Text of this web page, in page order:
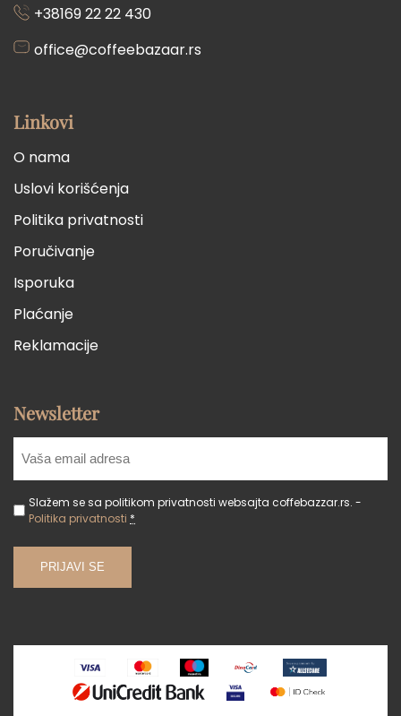
+38169 22 22 430
office@coffeebazaar.rs
Linkovi
O nama
Uslovi korišćenja
Politika privatnosti
Poručivanje
Isporuka
Plaćanje
Reklamacije
Newsletter
Slažem se sa politikom privatnosti websajta coffebazzar.rs. -
Politika privatnosti *